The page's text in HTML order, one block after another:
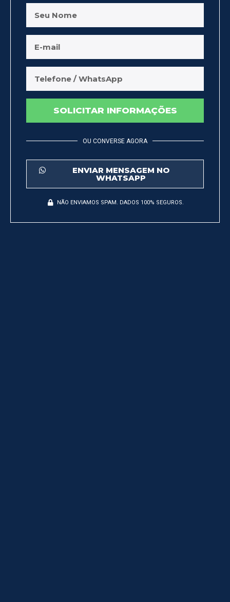
SOLICITAR INFORMAÇÕES
OU CONVERSE AGORA
ENVIAR MENSAGEM NO
WHATSAPP
NÃO ENVIAMOS SPAM. DADOS 100% SEGUROS.